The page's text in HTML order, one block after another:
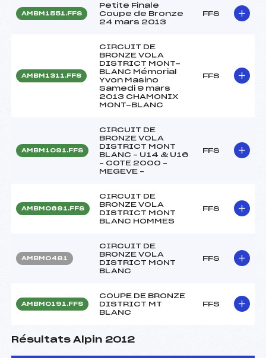
AMBM1551.FFS
Petite Finale
Coupe de Bronze
24 mars 2013
FFS
AMBM1311.FFS
CIRCUIT DE
BRONZE VOLA
DISTRICT MONT-
BLANC Mémorial
Yvon Masino
Samedi 9 mars
2013 CHAMONIX
MONT-BLANC
FFS
AMBM1091.FFS
CIRCUIT DE
BRONZE VOLA
DISTRICT MONT
BLANC – U14 & U16
– COTE 2000 –
MEGEVE –
FFS
AMBM0691.FFS
CIRCUIT DE
BRONZE VOLA
DISTRICT MONT
BLANC HOMMES
FFS
AMBM0481
CIRCUIT DE
BRONZE VOLA
DISTRICT MONT
BLANC
FFS
AMBM0191.FFS
COUPE DE BRONZE
DISTRICT MT
BLANC
FFS
Résultats Alpin 2012